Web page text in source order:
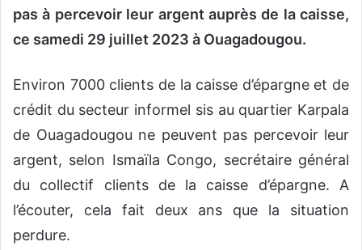
e
l
pas à percevoir leur argent auprès de la caisse,
ce samedi 29 juillet 2023 à Ouagadougou.
Environ 7000 clients de la caisse d’épargne et de
crédit du secteur informel sis au quartier Karpala
de Ouagadougou ne peuvent pas percevoir leur
argent, selon Ismaïla Congo, secrétaire général
du collectif clients de la caisse d’épargne. A
l’écouter, cela fait deux ans que la situation
perdure.